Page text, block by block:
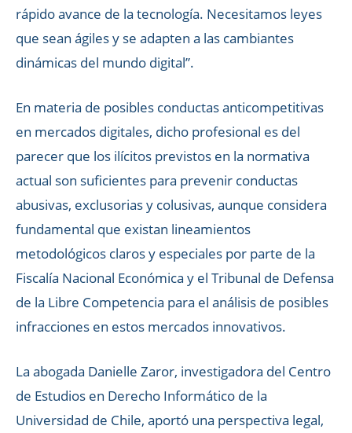
rápido avance de la tecnología. Necesitamos leyes
que sean ágiles y se adapten a las cambiantes
dinámicas del mundo digital”.
En materia de posibles conductas anticompetitivas
en mercados digitales, dicho profesional es del
parecer que los ilícitos previstos en la normativa
actual son suficientes para prevenir conductas
abusivas, exclusorias y colusivas, aunque considera
fundamental que existan lineamientos
metodológicos claros y especiales por parte de la
Fiscalía Nacional Económica y el Tribunal de Defensa
de la Libre Competencia para el análisis de posibles
infracciones en estos mercados innovativos.
La abogada Danielle Zaror, investigadora del Centro
de Estudios en Derecho Informático de la
Universidad de Chile, aportó una perspectiva legal,